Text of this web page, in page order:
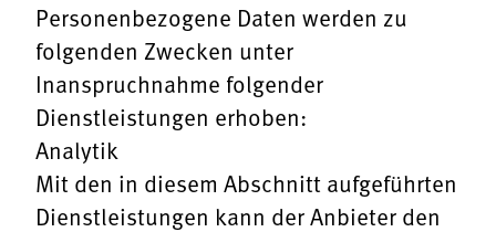
Personenbezogene Daten werden zu
folgenden Zwecken unter
Inanspruchnahme folgender
Dienstleistungen erhoben:
Analytik
Mit den in diesem Abschnitt aufgeführten
Dienstleistungen kann der Anbieter den